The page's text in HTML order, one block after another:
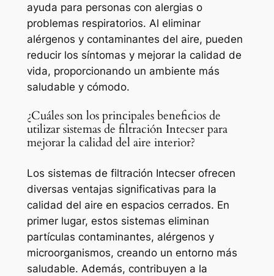
ayuda para personas con alergias o
problemas respiratorios. Al eliminar
alérgenos y contaminantes del aire, pueden
reducir los síntomas y mejorar la calidad de
vida, proporcionando un ambiente más
saludable y cómodo.
¿Cuáles son los principales beneficios de
utilizar sistemas de filtración Intecser para
mejorar la calidad del aire interior?
Los sistemas de filtración Intecser ofrecen
diversas ventajas significativas para la
calidad del aire en espacios cerrados. En
primer lugar, estos sistemas eliminan
partículas contaminantes, alérgenos y
microorganismos, creando un entorno más
saludable. Además, contribuyen a la